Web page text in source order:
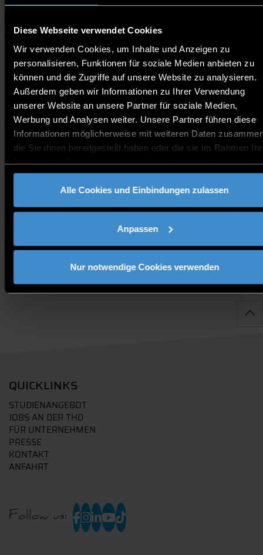
Diese Webseite verwendet Cookies
Wir verwenden Cookies, um Inhalte und Anzeigen zu
personalisieren, Funktionen für soziale Medien anbieten zu
können und die Zugriffe auf unsere Website zu analysieren.
Außerdem geben wir Informationen zu Ihrer Verwendung
unserer Website an unsere Partner für soziale Medien,
Werbung und Analysen weiter. Unsere Partner führen diese
Informationen möglicherweise mit weiteren Daten
die Sie ihnen bereitgestellt haben oder die sie im Rahmen
Alle Cookies und Einbindungen zulassen
Anpassen
Nur notwendige Cookies verwenden
Tuesday at 1pm CET every weeks in Russian, Italian,
Ukrainian & English.
Prospective international students will have the
possibility to ask individual questions regarding the
application process, required documents etc. Don’t miss
out on this opportunity to join a session!
Kontakt:
Link zur Veranstaltung
QUICKLINKS
STUDIENANGEBOT
JOBS AN DER THD
FÜR UNTERNEHMEN
PRESSE
KONTAKT
ANFAHRT
Follow us: